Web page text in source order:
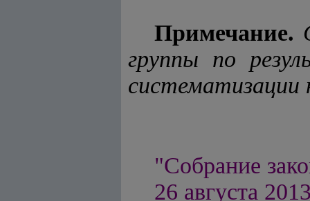
Примечание.
группы по
систематизации
"Собрание
26 августа